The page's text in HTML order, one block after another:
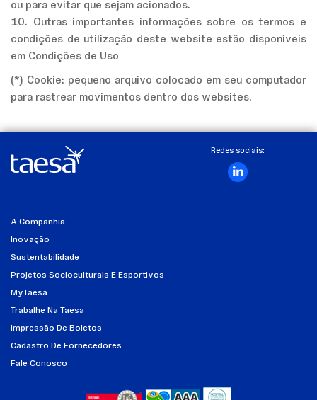
ou para evitar que sejam acionados.
10. Outras importantes informações sobre os termos e
condições de utilização deste website estão disponíveis
em Condições de Uso
(*) Cookie: pequeno arquivo colocado em seu computador
para rastrear movimentos dentro dos websites.
Redes sociais:
A Companhia
Inovação
Sustentabilidade
Projetos Socioculturais E Esportivos
MyTaesa
Trabalhe Na Taesa
Impressão De Boletos
Cadastro De Fornecedores
Fale Conosco